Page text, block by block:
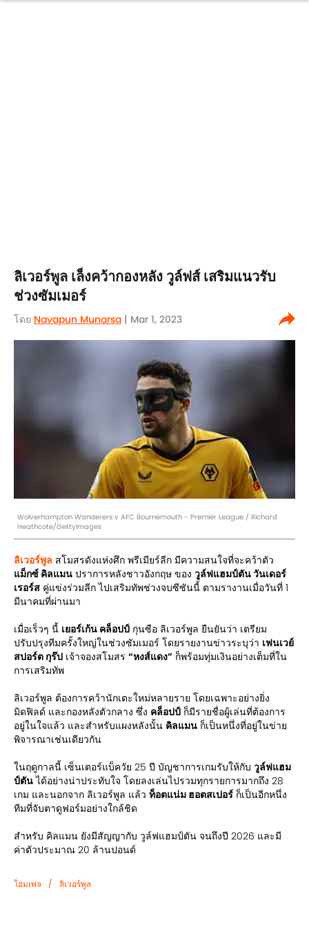
ลิเวอร์พูล เล็งคว้ากองหลัง วูล์ฟส์ เสริมแนวรับ
ช่วงซัมเมอร์
โดย Navapun Munarsa | Mar 1, 2023
Wolverhampton Wanderers v AFC Bournemouth - Premier League / Richard
Heathcote/GettyImages
ลิเวอร์พูล สโมสรดังแห่งศึก พรีเมียร์ลีก มีความสนใจที่จะคว้าตัว
แม็กซ์ คิลแมน ปราการหลังชาวอังกฤษ ของ วูล์ฟแฮมป์ตัน วันเดอร์
เรอร์ส คู่แข่งร่วมลีก ไปเสริมทัพช่วงจบซีซันนี้ ตามรางานเมื่อวันที่ 1
มีนาคมที่ผ่านมา
เมื่อเร็วๆ นี้ เยอร์เก้น คล็อปป์ กุนซือ ลิเวอร์พูล ยืนยันว่า เตรียม
ปรับปรุงทีมครั้งใหญ่ในช่วงซัมเมอร์ โดยรายงานข่าวระบุว่า เฟนเวย์
สปอร์ต กุร๊ป เจ้าจองสโมสร “หงส์แดง” ก็พร้อมทุ่มเงินอย่างเต็มที่ใน
การเสริมทัพ
ลิเวอร์พูล ต้องการคว้านักเตะใหม่หลายราย โดยเฉพาะอย่างยิ่ง
มิดฟิลด์ และกองหลังตัวกลาง ซึ่ง คล็อปป์ ก็มีรายชื่อผู้เล่นที่ต้องการ
อยู่ในใจแล้ว และสำหรับแผงหลังนั้น คิลแมน ก็เป็นหนึ่งที่อยู่ในข่าย
พิจารณาเช่นเดียวกัน
ในฤดูกาลนี้ เซ็นเตอร์แบ็ควัย 25 ปี บัญชาการเกมรับให้กับ วูล์ฟแฮม
ป์ตันได้อย่างน่าประทับใจ โดยลงเล่นไปรวมทุกรายการมากถึง 28
เกม และนอกจาก ลิเวอร์พูล แล้ว ท็อตแน่ม ฮอตสเปอร์ ก็เป็นอีกหนึ่ง
ทีมที่จับตาดูฟอร์มอย่างใกล้ชิด
สำหรับ คิลแมน ยังมีสัญญากับ วูล์ฟแฮมป์ตัน จนถึงปี 2026 และมี
ค่าตัวประมาณ 20 ล้านปอนด์
โฮมเพจ / ลิเวอร์พูล